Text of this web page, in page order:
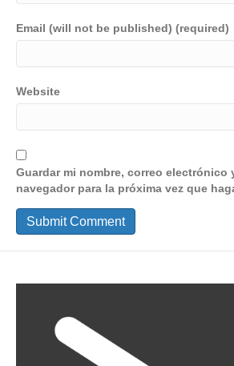
Email (will not be published) (required)
Website
Guardar mi nombre, correo electrónico
navegador para la próxima vez que